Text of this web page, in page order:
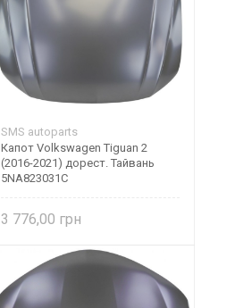
SMS autoparts
Капот Volkswagen Tiguan 2
(2016-2021) дорест. Тайвань
5NA823031C
3 776,00